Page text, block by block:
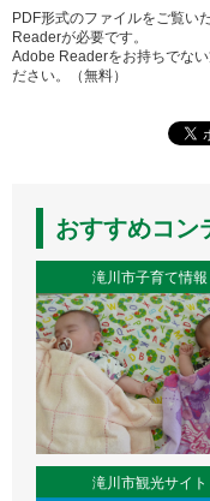
PDF形式のファイルをご覧い
Readerが必要です。
Adobe Readerをお持ちでな
ださい。（無料）
おすすめコン
滝川市子育て情報
滝川市観光サイト